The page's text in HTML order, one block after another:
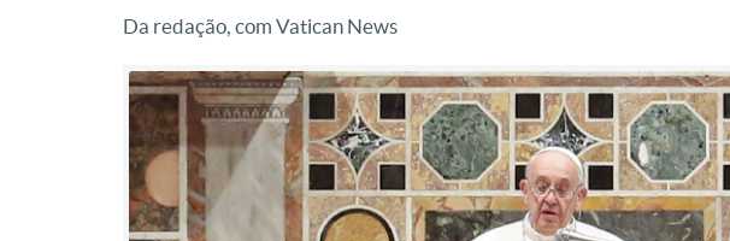
Da redação, com Vatican News